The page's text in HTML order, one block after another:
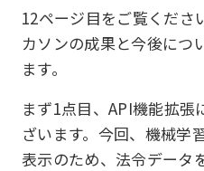
12ページ目をご覧くださ
カソンの成果と今後につ
ます。
まず1点目、API機能拡
ざいます。今回、機械学
表示のため、法令データ